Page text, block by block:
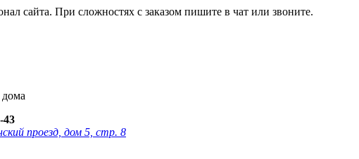
сайта. При сложностях с заказом пишите в чат или звоните.
43
проезд, дом 5, стр. 8